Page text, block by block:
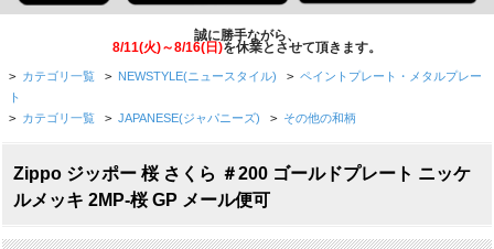
誠に勝手ながら、
8/11(火)～8/16(日)を休業とさせて頂きます。
> カテゴリ一覧 > NEWSTYLE(ニュースタイル) > ペイントプレート・メタルプレー
ト
> カテゴリ一覧 > JAPANESE(ジャパニーズ) > その他の和柄
Zippo ジッポー 桜 さくら ＃200 ゴールドプレート ニッケ
ルメッキ 2MP-桜 GP メール便可